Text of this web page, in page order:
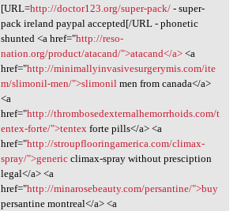
[URL=http://doctor123.org/super-pack/- super-
pack ireland paypal accepted[/URL - phonetic
shunted <a href="http://reso-
nation.org/product/atacand/">atacand</a><a
href="http://minimallyinvasivesurgerymis.com/ite
m/slimonil-men/">slimonil men from canada</a>
<a
href="http://thrombosedexternalhemorrhoids.com/t
entex-forte/">tentex forte pills</a> <a
href="http://stroupflooringamerica.com/climax-
spray/">genericclimax-spray without presciption
legal</a> <a
href="http://minarosebeauty.com/persantine/">buy
persantine montreal</a> <a